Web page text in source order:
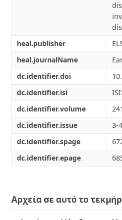
heal.publisher
heal.journalName
dc.identifier.doi
dc.identifier.isi
dc.identifier.volume
dc.identifier.issue
3-4
dc.identifier.spage
dc.identifier.epage
Αρχεία σε αυτό το